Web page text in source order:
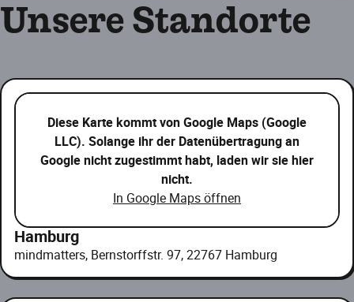
Unsere Standorte
Diese Karte kommt von Google Maps (Google
LLC). Solange ihr der Datenübertragung an
Google nicht zugestimmt habt, laden wir sie hier
nicht.
In Google Maps öffnen
Hamburg
mindmatters, Bernstorffstr. 97, 22767 Hamburg